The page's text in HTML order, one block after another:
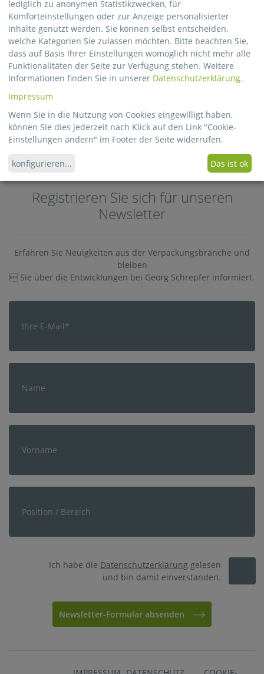
Dabei verbindet die FachPack über 1.600 Aussteller in der
Prozesskette Verpackung in 12 Messehallen mit rund 45.000
Fachbesuchern aus verpackungsintensiven Branchen.
An drei kompakten Messetagen dreht sich alles um die
neuesten Innovationen und Weiterentwicklungen in der
Verpackungsbranche, es entstehen neue Ideen und konkrete
Projekte für die Zukunft, denn: Morgen entsteht beim
Mehr Infos zur Fachpack 2019
Registrieren Sie sich für unseren
Newsletter
Erfahren Sie Neuigkeiten aus der Verpackungsbranche und
bleiben
 Sie über die Entwicklungen bei Georg Schrepfer informiert.
Ich habe die Datenschutzerklärung gelesen
und bin damit einverstanden.
Newsletter-Formular absenden
lediglich zu anonymen Statistikzwecken, für
Komforteinstellungen oder zur Anzeige personalisierter
Inhalte genutzt werden. Sie können selbst entscheiden,
welche Kategorien Sie zulassen möchten. Bitte beachten Sie,
dass auf Basis Ihrer Einstellungen womöglich nicht mehr alle
Funktionalitäten der Seite zur Verfügung stehen. Weitere
Informationen finden Sie in unserer Datenschutzerklärung.
Impressum
Wenn Sie in die Nutzung von Cookies eingewilligt haben,
können Sie dies jederzeit nach Klick auf den Link "Cookie-
Einstellungen ändern" im Footer der Seite widerrufen.
konfigurieren... Das ist ok